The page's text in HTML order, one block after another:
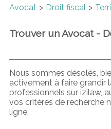
Avocat Droit fiscal
Trouver un Avocat -
Nous sommes désolés,
activement à faire grandir
professionnels sur izilaw,
vos critères de recherche
ligne.